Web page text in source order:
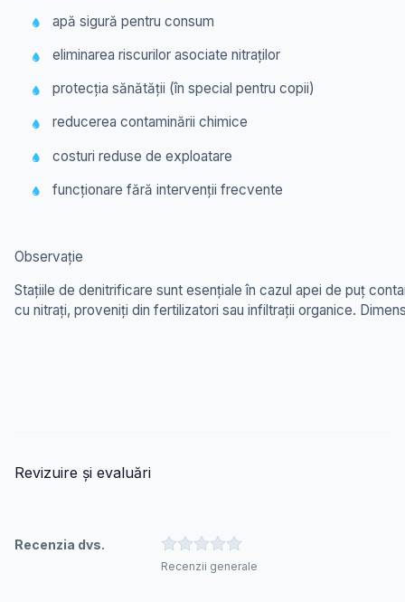
apă sigură pentru consum
eliminarea riscurilor asociate nitraților
protecția sănătății (în special pentru copii)
reducerea contaminării chimice
costuri reduse de exploatare
funcționare fără intervenții frecvente
Observație
Stațiile de denitrificare sunt esențiale în cazul apei de puț
cu nitrați, proveniți din fertilizatori sau infiltrații organice.
Revizuire și evaluări
Recenzia dvs.
Recenzii generale